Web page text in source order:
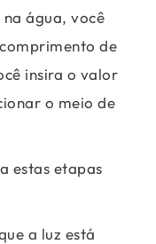
água, você
de
insira o valor
o meio de
estas etapas
a luz está